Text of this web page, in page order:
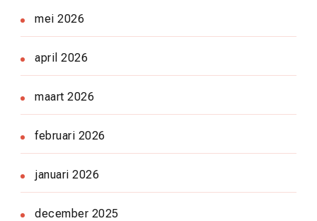
mei 2026
april 2026
maart 2026
februari 2026
januari 2026
december 2025